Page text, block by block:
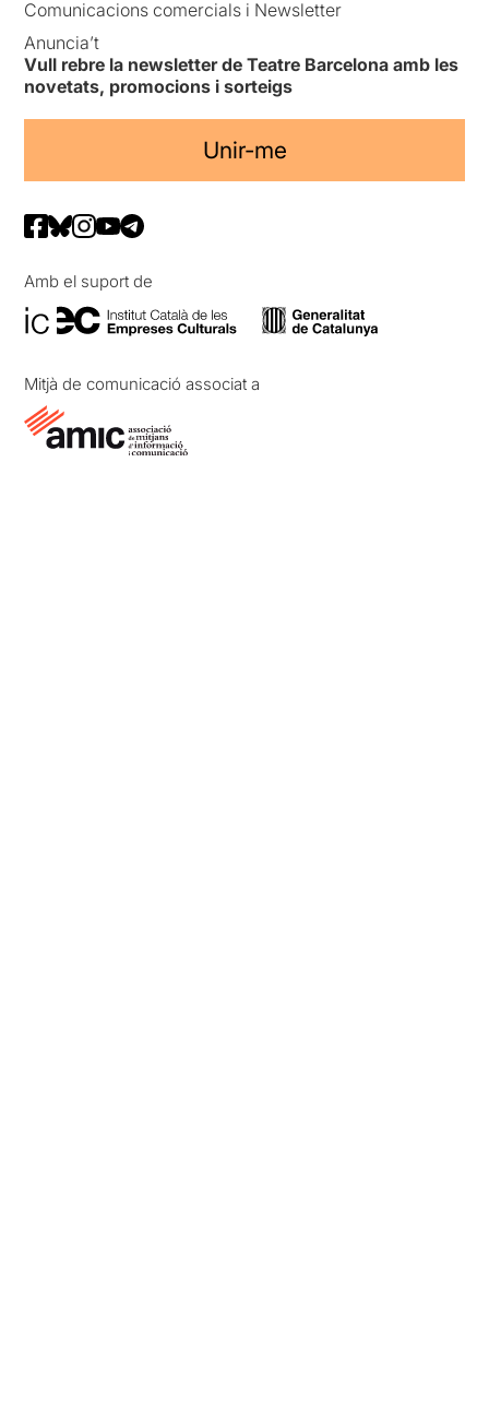
Comunicacions comercials i Newsletter
Anuncia’t
Vull rebre la newsletter de Teatre Barcelona amb les
novetats, promocions i sorteigs
Unir-me
Amb el suport de
Mitjà de comunicació associat a